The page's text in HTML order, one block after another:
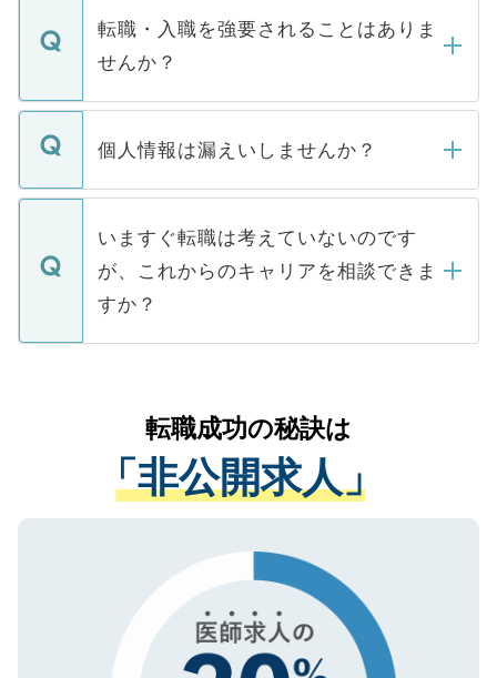
いただきますので、しばらくお待ちくださ
うち約3割は、Webサイトからご覧いただ
けない「非公開求人」です。非公開求人は
下記の理由によって、一般には公開してい
ません。
■応募殺到を避けるため 人気のある医療機
関を公にしてしまうと、応募が殺到する場
に、医療機関が求める条件に合った人材の
みを人材紹介会社に依頼するケースが増え
ています。
転職・入職を強要されることはありま
せんか？
転職・入職を強要することは一切ありませ
ん。また、仮に応募先から内定をいただい
定を承諾する必要はありません。内定先へ
の辞退の連絡はキャリアパートナーが行い
個人情報は漏えいしませんか？
個人情報が漏えいすることはありませんの
で、ご安心ください。当サイトからの登録
などで収集したご登録者様の個人情報は、
ご本人のキャリアアップおよび転職活動の
支援を目的に使用いたします。お預かりし
ているすべての個人データはご本人の許可
は、個人情報の取り扱いについての厳密な
管理基準を満たした事業者のみに付与され
る、プライバシーマークを取得済みです。
で、機密保持に関してもご安心ください。
いますぐ転職は考えていないのです
が、これからのキャリアを相談できま
すか？
かがいして、現在の医療機関の状況や紹介
経験をまじえながら、適切なアドバイスを
させていただきます。すぐにご転職をされ
ない方には、長期的なサポートが可能です
ので、まずはご登録ください。
転職成功の秘訣は
「非公開求人」